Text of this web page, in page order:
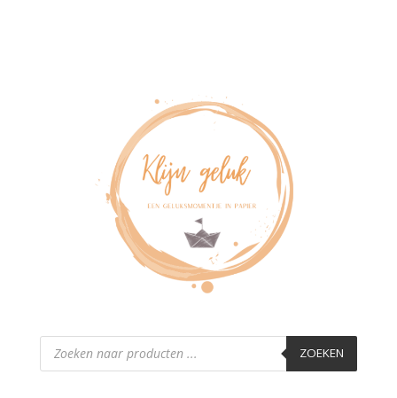
Producten
zoeken ZOEKEN